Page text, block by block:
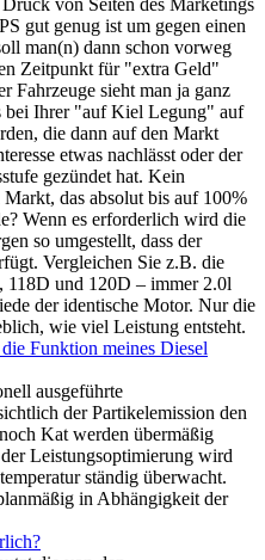
gut genug ist um gegen einen
man(n) dann schon vorweg
Zeitpunkt für "extra Geld"
Fahrzeuge sieht man ja ganz
bei Ihrer "auf Kiel Legung" auf
die dann auf den Markt
etwas nachlässt oder der
gezündet hat. Kein
das absolut bis auf 100%
Wenn es erforderlich wird die
so umgestellt, dass der
Vergleichen Sie z.B. die
und 120D – immer 2.0l
der identische Motor. Nur die
wie viel Leistung entsteht.
Funktion meines Diesel
ausgeführte
der Partikelemission den
Kat werden übermäßig
Leistungsoptimierung wird
ständig überwacht.
in Abhängigkeit der